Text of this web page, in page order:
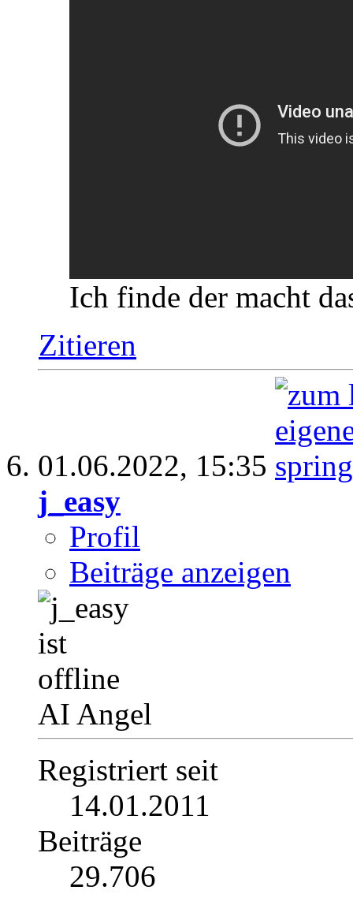
Ich finde der macht
Zitieren
01.06.2022, 15:35
j_easy
Profil
Beiträge anzeigen
AI Angel
Registriert seit
14.01.2011
Beiträge
29.706